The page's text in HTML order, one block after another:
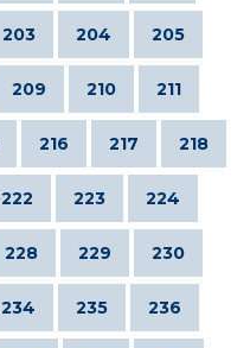
203 204 205
209 210 211
216 217 218
222 223 224
228 229 230
234 235 236